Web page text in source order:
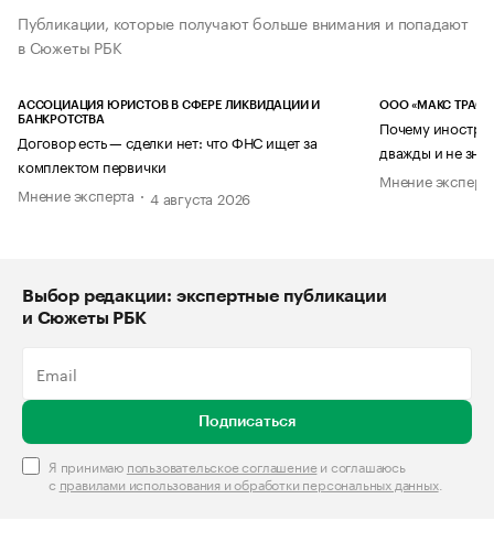
Публикации, которые получают больше внимания и попадают
в Сюжеты РБК
АССОЦИАЦИЯ ЮРИСТОВ В СФЕРЕ ЛИКВИДАЦИИ И
БАНКРОТСТВА
Договор есть — сделки нет: что ФНС ищет за
комплектом первички
Мнение эксперта
4 августа 2026
ООО «МАКС ТРАСТ»
Почему
дважды и не
Мнение
Выбор редакции: экспертные публикации
и Сюжеты РБК
Подписаться
Я принимаю пользовательское соглашениеи соглашаюсь
с правилами использования и обработки персональных данных.